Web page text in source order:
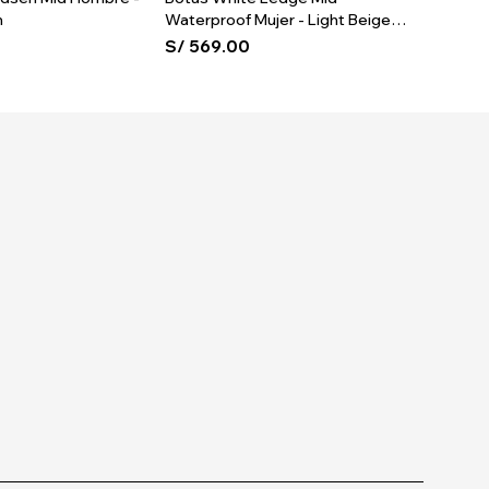
Waterproof Mujer - Light Beige
Suede
S/ 569.00